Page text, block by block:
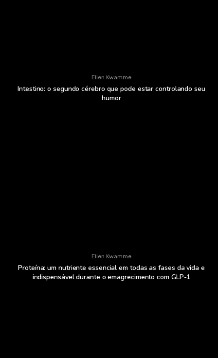
Ellen Kwamme
Intestino: o segundo cérebro que pode estar controlando seu
humor
Ellen Kwamme
Proteína: um nutriente essencial em todas as fases da vida e
indispensável durante o emagrecimento com GLP-1